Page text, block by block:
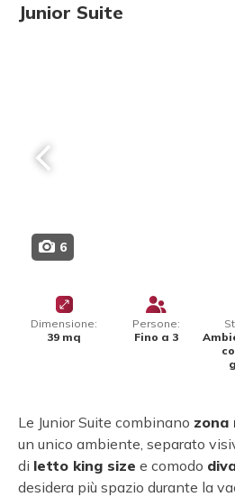
Dimensione:
39 mq
Persone:
Fino a 3
Le Junior Suite combinano zona
un unico ambiente, separato
di letto king size e comodo
desidera più spazio durante la
Junior Suite
6